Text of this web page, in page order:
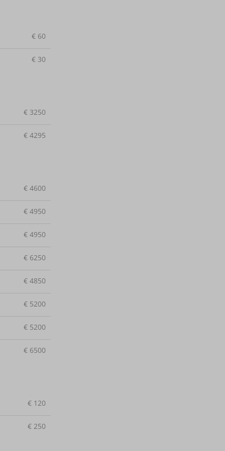
€ 60
€ 30
€ 3250
€ 4295
€ 4600
€ 4950
€ 4950
€ 6250
€ 4850
€ 5200
€ 5200
€ 6500
€ 120
€ 250